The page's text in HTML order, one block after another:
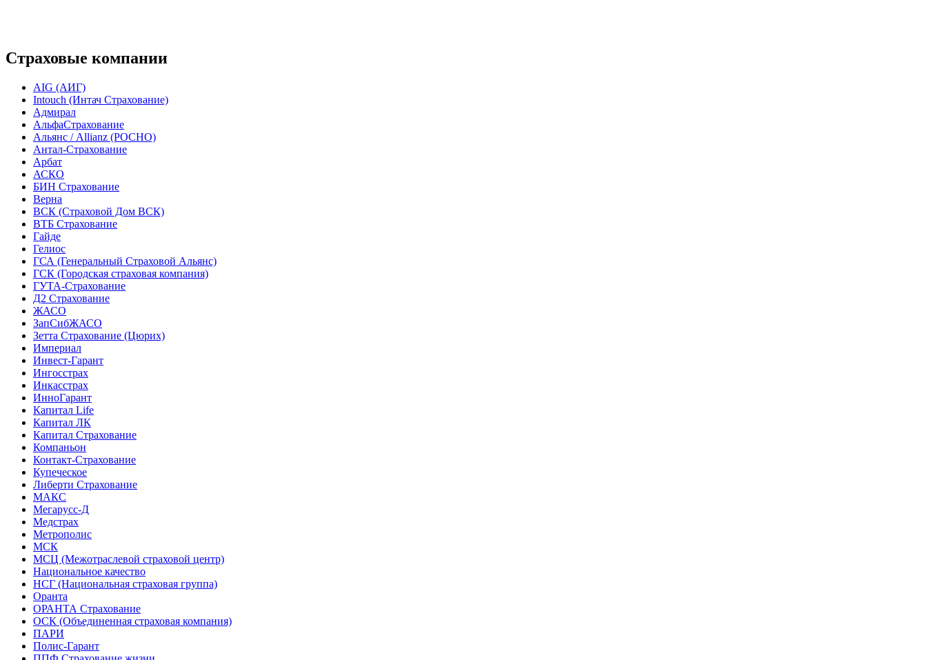
Страховые компании
AIG (АИГ)
Intouch (Интач Страхование)
Адмирал
АльфаСтрахование
Альянс / Allianz (РОСНО)
Антал-Страхование
Арбат
АСКО
БИН Страхование
Верна
ВСК (Страховой Дом ВСК)
ВТБ Страхование
Гайде
Гелиос
ГСА (Генеральный Страховой Альянс)
ГСК (Городская страховая компания)
ГУТА-Страхование
Д2 Страхование
ЖАСО
ЗапСибЖАСО
Зетта Страхование (Цюрих)
Империал
Инвест-Гарант
Ингосстрах
Инкасстрах
ИнноГарант
Капитал Life
Капитал ЛК
Капитал Страхование
Компаньон
Контакт-Страхование
Купеческое
Либерти Страхование
МАКС
Мегарусс-Д
Медстрах
Метрополис
МСК
МСЦ (Межотраслевой страховой центр)
Национальное качество
НСГ (Национальная страховая группа)
Оранта
ОРАНТА Страхование
ОСК (Объединенная страховая компания)
ПАРИ
Полис-Гарант